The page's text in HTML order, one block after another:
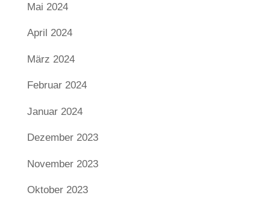
Mai 2024
April 2024
März 2024
Februar 2024
Januar 2024
Dezember 2023
November 2023
Oktober 2023